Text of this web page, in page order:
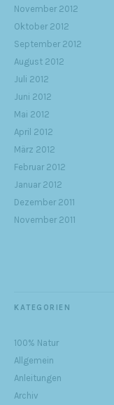
November 2012
Oktober 2012
September 2012
August 2012
Juli 2012
Juni 2012
Mai 2012
April 2012
März 2012
Februar 2012
Januar 2012
Dezember 2011
November 2011
KATEGORIEN
100% Natur
Allgemein
Anleitungen
Archiv